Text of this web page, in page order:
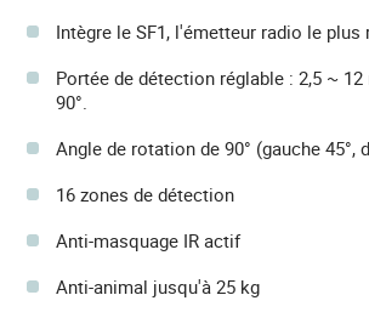
Intègre le SF1, l'émetteur radio le plus
Portée de détection réglable : 2,5 ~
90°.
Angle de rotation de 90° (gauche 45°,
16 zones de détection
Anti-masquage IR actif
Anti-animal jusqu'à 25 kg